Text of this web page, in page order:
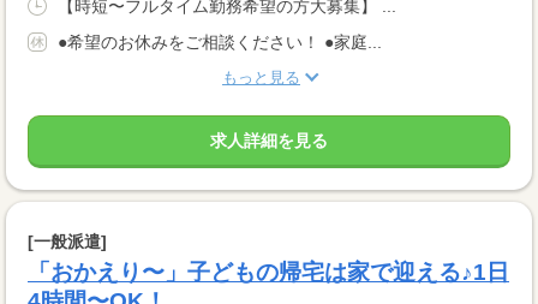
【時短〜フルタイム勤務希望の方大募集】 ...
●希望のお休みをご相談ください！ ●家庭...
もっと見る
求人詳細を見る
[一般派遣]
「おかえり〜」子どもの帰宅は家で迎える♪1日